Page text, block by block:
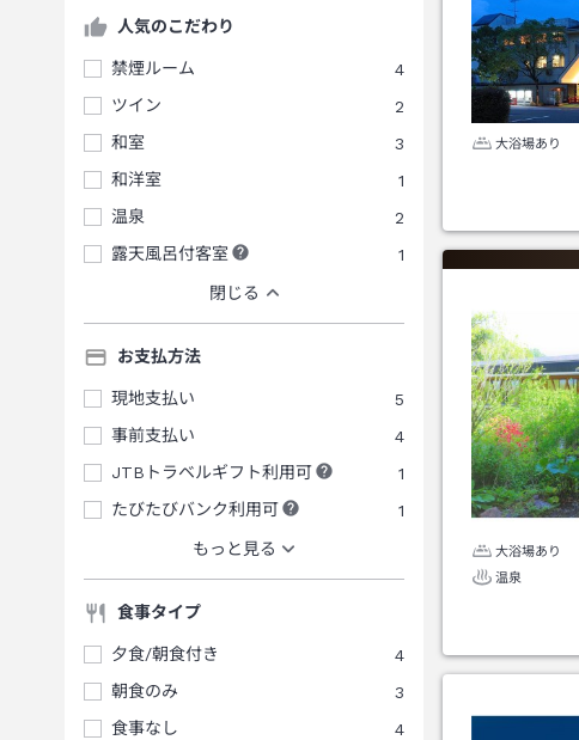
人気のこだわり
禁煙ルーム
4
ツイン
2
和室
3
和洋室
1
温泉
2
露天風呂付客室
1
閉じる
お支払方法
現地支払い
5
事前支払い
4
JTBトラベルギフト利用可
1
たびたびバンク利用可
1
もっと見る
食事タイプ
夕食/朝食付き
4
朝食のみ
3
食事なし
4
大浴場あり
大浴場あり
温泉